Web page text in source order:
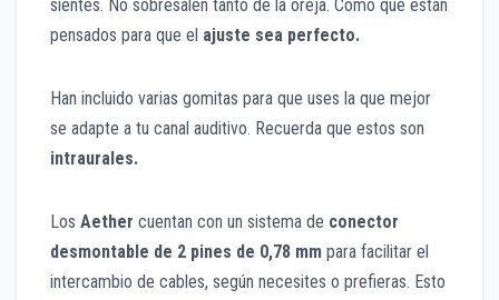
sientes. No sobresalen tanto de la oreja. Como que están
pensados para que el ajuste sea perfecto.
Han incluido varias gomitas para que uses la que mejor
se adapte a tu canal auditivo. Recuerda que estos son
intraurales.
Los Aether cuentan con un sistema de conector
desmontable de 2 pines de 0,78 mm para facilitar el
intercambio de cables, según necesites o prefieras. Esto